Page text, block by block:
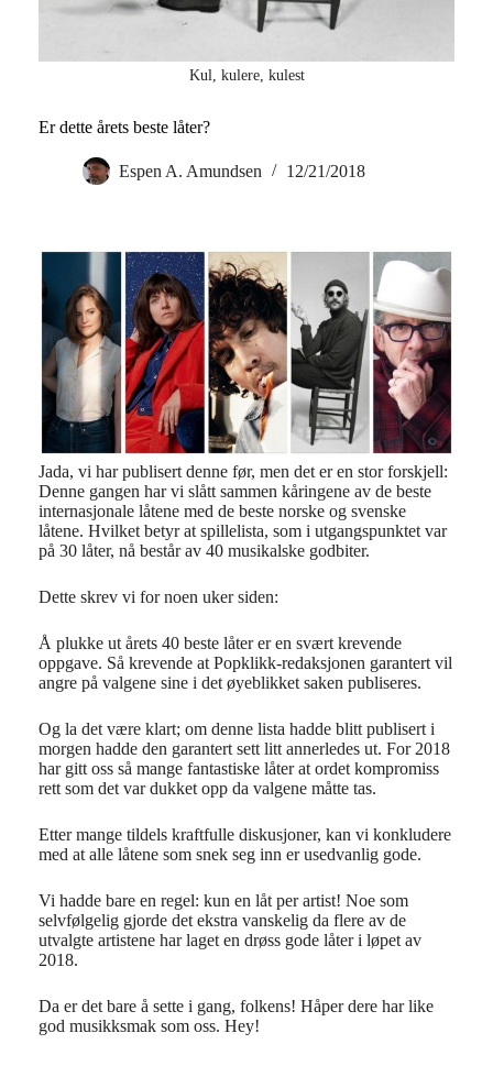
Kul, kulere, kulest
Er dette årets beste låter?
Espen A. Amundsen 12/21/2018
Jada, vi har publisert denne før, men det er en stor forskjell:
Denne gangen har vi slått sammen kåringene av de beste
internasjonale låtene med de beste norske og svenske
låtene. Hvilket betyr at spillelista, som i utgangspunktet var
på 30 låter, nå består av 40 musikalske godbiter.
Dette skrev vi for noen uker siden:
Å plukke ut årets 40 beste låter er en svært krevende
oppgave. Så krevende at Popklikk-redaksjonen garantert vil
angre på valgene sine i det øyeblikket saken publiseres.
Og la det være klart; om denne lista hadde blitt publisert i
morgen hadde den garantert sett litt annerledes ut. For 2018
har gitt oss så mange fantastiske låter at ordet kompromiss
rett som det var dukket opp da valgene måtte tas.
Etter mange tildels kraftfulle diskusjoner, kan vi konkludere
med at alle låtene som snek seg inn er usedvanlig gode.
Vi hadde bare en regel: kun en låt per artist! Noe som
selvfølgelig gjorde det ekstra vanskelig da flere av de
utvalgte artistene har laget en drøss gode låter i løpet av
2018.
Da er det bare å sette i gang, folkens! Håper dere har like
god musikksmak som oss. Hey!